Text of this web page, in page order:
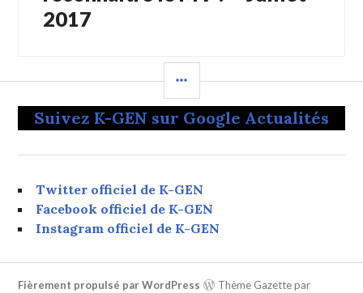
2017
LATÉRALE
Suivez K-GEN sur Google Actualités
Twitter officiel de K-GEN
Facebook officiel de K-GEN
Instagram officiel de K-GEN
Fièrement propulsé par WordPress Thème Gazette par